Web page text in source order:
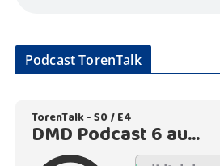
Podcast TorenTalk